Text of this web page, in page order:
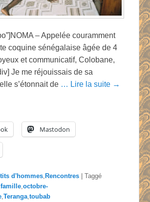
– Appelée couramment
coquine sénégalaise âgée de 4
et communicatif, Colobane,
Je me réjouissais de sa
s’étonnait de … Lire la suite →
Mastodon
d'hommes ,Rencontres |Taggé
,famille ,octobre-
,Teranga ,toubab